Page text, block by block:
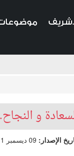
و
الإصدار: 09 ديسمبر 2011